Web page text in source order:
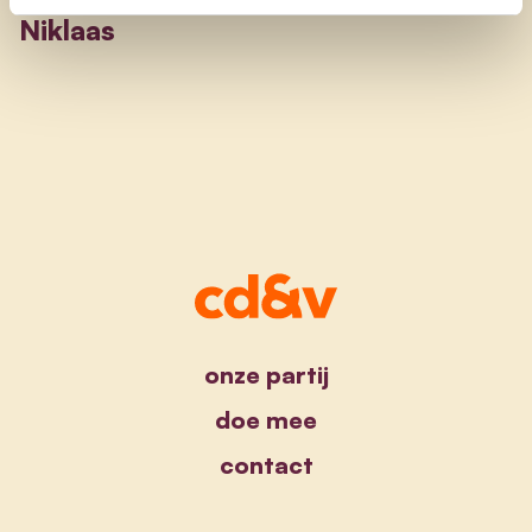
Niklaas
onze partij
doe mee
contact